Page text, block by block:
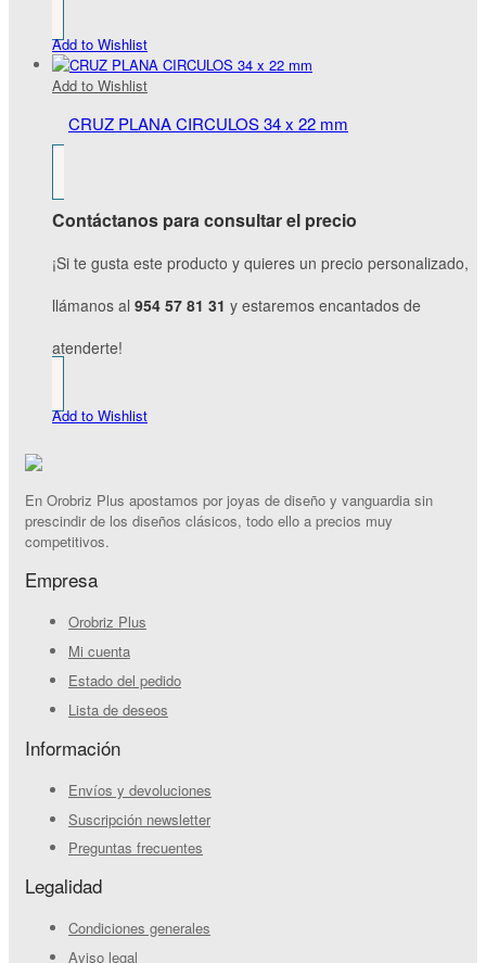
Add to Wishlist
Add to Wishlist
CRUZ PLANA CIRCULOS 34 x 22 mm
Contáctanos para consultar el precio
¡Si te gusta este producto y quieres un precio personalizado,
llámanos al 954 57 81 31 y estaremos encantados de
atenderte!
Add to Wishlist
En Orobriz Plus apostamos por joyas de diseño y vanguardia sin
prescindir de los diseños clásicos, todo ello a precios muy
competitivos.
Empresa
Orobriz Plus
Mi cuenta
Estado del pedido
Lista de deseos
Información
Envíos y devoluciones
Suscripción newsletter
Preguntas frecuentes
Legalidad
Condiciones generales
Aviso legal